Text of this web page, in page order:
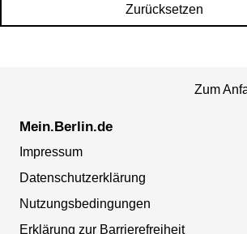
Zurücksetzen
Zum
Mein.Berlin.de
Impressum
Datenschutzerklärung
Nutzungsbedingungen
Erklärung zur Barrierefreiheit